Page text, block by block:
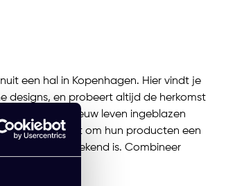
een hal in Kopenhagen. Hier vindt je
designs, en probeert altijd de herkomst
een nieuw leven ingeblazen
hoge kwaliteit om hun producten een
erg bekend is. Combineer